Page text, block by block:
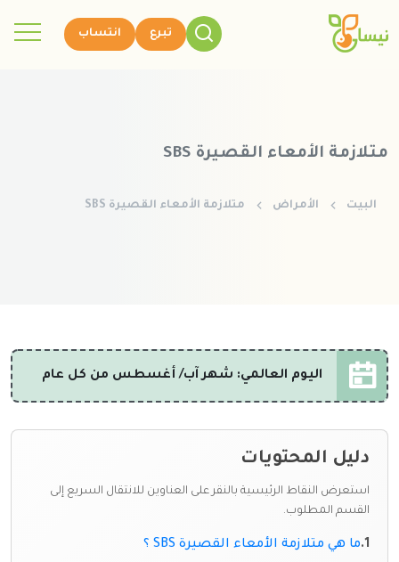
تبرع انتساب
متلازمة الأمعاء القصيرة SBS
البيت الأمراض متلازمة الأمعاء القصيرة SBS
اليوم العالمي: شهر آب/ أغسطس من كل عام
دليل المحتويات
استعرض النقاط الرئيسية بالنقر على العناوين للانتقال السريع إلى
القسم المطلوب.
ما هي متلازمة الأمعاء القصيرة SBS ؟